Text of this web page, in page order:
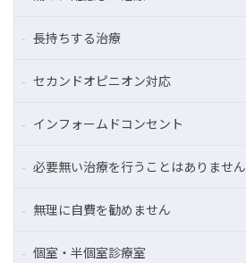
長持ちする治療
セカンドオピニオン対応
インフォームドコンセント
必要無い治療を行うことはありません
無理に自費を勧めません
個室・半個室診療室